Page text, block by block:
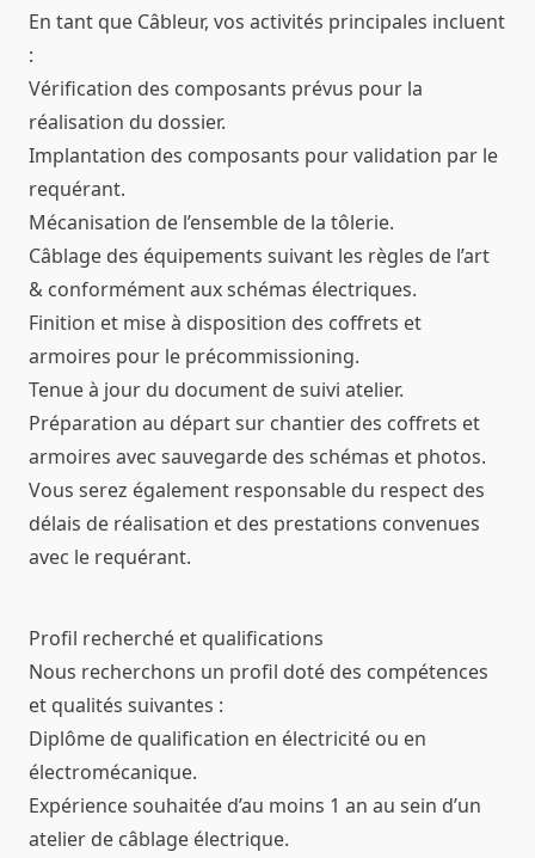
En tant que Câbleur, vos activités principales incluent
:
Vérification des composants prévus pour la
réalisation du dossier.
Implantation des composants pour validation par le
requérant.
Mécanisation de l’ensemble de la tôlerie.
Câblage des équipements suivant les règles de l’art
& conformément aux schémas électriques.
Finition et mise à disposition des coffrets et
armoires pour le précommissioning.
Tenue à jour du document de suivi atelier.
Préparation au départ sur chantier des coffrets et
armoires avec sauvegarde des schémas et photos.
Vous serez également responsable du respect des
délais de réalisation et des prestations convenues
avec le requérant.
Profil recherché et qualifications
Nous recherchons un profil doté des compétences
et qualités suivantes :
Diplôme de qualification en électricité ou en
électromécanique.
Expérience souhaitée d’au moins 1 an au sein d’un
atelier de câblage électrique.